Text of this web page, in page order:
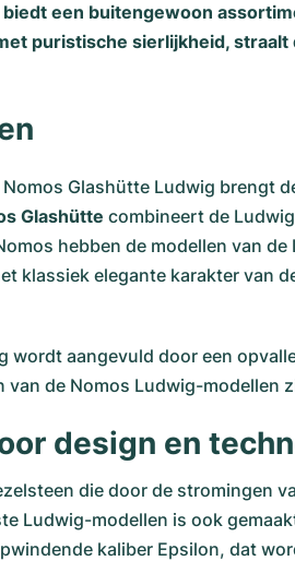
een buitengewoon
puristische sierlijkheid,
Glashütte Ludwig brengt
Glashütte combineert de
hebben de modellen van
klassiek elegante karakter
aangevuld door een
van de Nomos Ludwig-
design en
die door de stromingen
Ludwig-modellen is ook
kaliber Epsilon, dat